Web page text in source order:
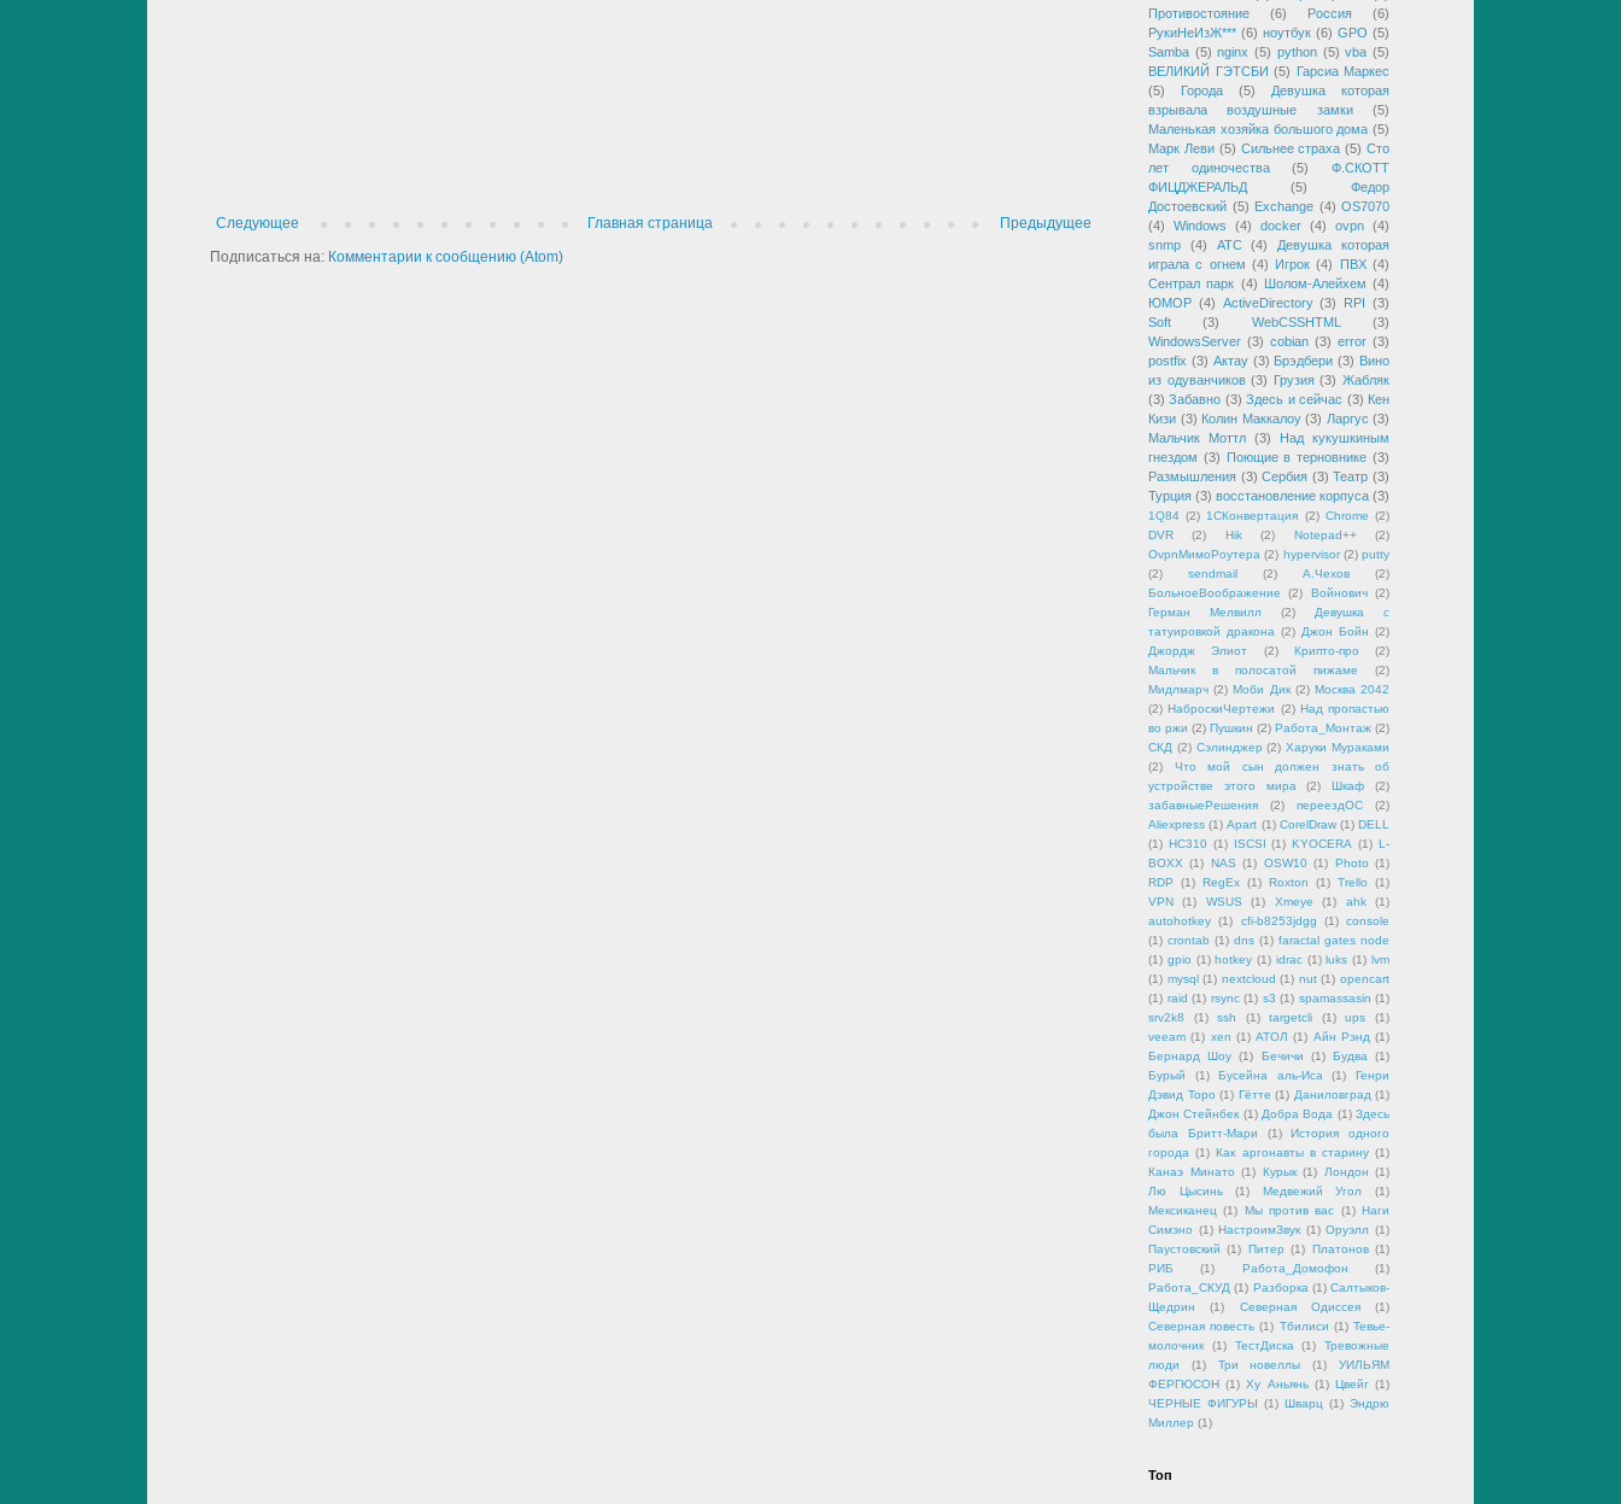
Следующее Предыдущее
Главная страница
Подписаться на: Комментарии к сообщению (Atom)
Противостояние
(6) Россия
(6)
РукиНеИзЖ*** (6) ноутбук (6) GPO (5)
Samba (5) nginx (5) python (5) vba (5)
ВЕЛИКИЙ ГЭТСБИ (5)
Гарсиа Маркес
(5)
Города (5)
Девушка которая
взрывала воздушные замки
(5)
Маленькая хозяйка большого дома (5)
Марк Леви (5) Сильнее страха (5) Сто
лет одиночества
(5)
Ф.СКОТТ
ФИЦДЖЕРАЛЬД
(5)
Федор
Достоевский (5) Exchange (4) OS7070
(4)
Windows (4) docker (4) ovpn (4)
snmp
(4) АТС (4)
Девушка которая
играла с огнем (4) Игрок (4) ПВХ (4)
Сентрал парк (4) Шолом-Алейхем (4)
ЮМОР (4) ActiveDirectory (3) RPI
(3)
Soft
(3) WebCSSHTML
(3)
WindowsServer (3) cobian (3) error (3)
postfix (3) Актау (3) Брэдбери (3) Вино
из одуванчиков (3) Грузия (3) Жабляк
(3) Забавно (3) Здесь и сейчас (3) Кен
Кизи (3) Колин Маккалоу (3) Ларгус (3)
Мальчик Моттл (3)
Над кукушкиным
гнездом (3) Поющие в терновнике (3)
Размышления (3) Сербия (3) Театр (3)
Турция (3) восстановление корпуса (3)
1Q84 (2) 1СКонвертация (2) Chrome (2)
DVR
(2) Hik (2) Notepad++
(2)
OvpnМимоРоутера (2) hypervisor (2) putty
(2)
sendmail (2) А.Чехов
(2)
БольноеВоображение
(2) Войнович (2)
Герман Мелвилл
(2)
Девушка с
татуировкой дракона (2) Джон Бойн (2)
Джордж Элиот
(2) Крипто-про
(2)
Мальчик в полосатой пижаме
(2)
Мидлмарч (2) Моби Дик (2) Москва 2042
(2) НаброскиЧертежи (2) Над пропастью
во ржи (2) Пушкин (2) Работа_Монтаж (2)
СКД (2) Сэлинджер (2) Харуки Мураками
(2)
Что мой сын должен знать об
устройстве этого мира
(2) Шкаф
(2)
забавныеРешения
(2) переездОС
(2)
Aliexpress (1) Apart (1) CorelDraw (1) DELL
(1) HC310 (1) ISCSI (1) KYOCERA (1) L-
BOXX (1) NAS (1) OSW10 (1) Photo (1)
RDP
(1) RegEx (1) Roxton (1) Trello
(1)
VPN
(1) WSUS (1) Xmeye (1) ahk
(1)
autohotkey (1) cfi-b8253jdgg (1) console
(1) crontab (1) dns (1) faractal gates node
(1) gpio (1) hotkey (1) idrac (1) luks (1) lvm
(1) mysql (1) nextcloud (1) nut (1) opencart
(1) raid (1) rsync (1) s3 (1) spamassasin (1)
srv2k8
(1) ssh (1) targetcli (1) ups
(1)
veeam (1) xen (1) АТОЛ (1) Айн Рэнд (1)
Бернард Шоу (1) Бечичи (1) Будва (1)
Бурый
(1) Бусейна аль-Иса (1)
Генри
Дэвид Торо (1) Гётте (1) Даниловград (1)
Джон Стейнбек (1) Добра Вода (1) Здесь
была Бритт-Мари
(1)
История одного
города (1) Как аргонавты в старину (1)
Канаэ Минато (1) Курык (1) Лондон (1)
Лю Цысинь
(1) Медвежий Угол
(1)
Мексиканец (1) Мы против вас (1) Наги
Симэно (1) НастроимЗвук (1) Оруэлл (1)
Паустовский (1) Питер (1) Платонов (1)
РИБ
(1) Работа_Домофон
(1)
Работа_СКУД (1) Разборка (1) Салтыков-
Щедрин
(1) Северная Одиссея
(1)
Северная повесть (1) Тбилиси (1) Тевье-
молочник
(1) ТестДиска (1)
Тревожные
люди
(1) Три новеллы (1)
УИЛЬЯМ
ФЕРГЮСОН (1) Ху Аньянь (1) Цвейг (1)
ЧЕРНЫЕ ФИГУРЫ
(1) Шварц (1) Эндрю
Миллер (1)
Топ